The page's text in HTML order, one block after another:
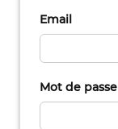
Email
Mot de passe